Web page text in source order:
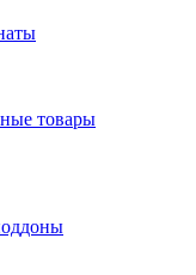
товары